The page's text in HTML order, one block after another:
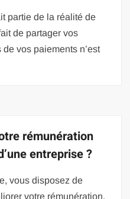
partie de la réalité de
de partager vos
vos paiements n’est
rémunération
entreprise ?
vous disposez de
votre rémunération.